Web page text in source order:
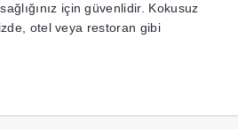
için güvenlidir. Kokusuz
otel veya restoran gibi
ve sıcak bir ışık yayarak